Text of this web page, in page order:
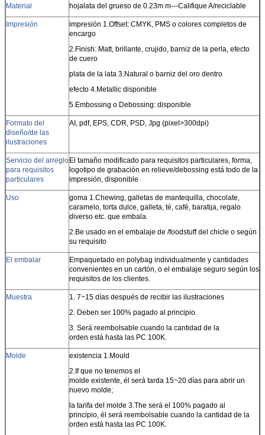
Material hojalata del grueso de 0.23m m---Califique A/reciclable
Impresión
impresión 1.Offset: CMYK, PMS o colores completos de
encargo
2.Finish: Matt, brillante, crujido, barniz de la perla, efecto
de cuero
plata de la lata 3.Natural o barniz del oro dentro
efecto 4.Metallic disponible
5.Embossing o Debossing: disponible
Formato del
diseño/de las
ilustraciones
AI, pdf, EPS, CDR, PSD, Jpg (pixel>300dpi)
Servicio del arreglo
para requisitos
particulares
El tamaño modificado para requisitos particulares, forma,
logotipo de grabación en relieve/debossing está todo de la
impresión, disponible
Uso
goma 1.Chewing, galletas de mantequilla, chocolate,
caramelo, torta dulce, galleta, té, café, baratija, regalo
diverso etc. que embala.
2.Be usado en el embalaje de /foodstuff del chicle o según
su requisito
El embalar
Empaquetado en polybag individualmente y cantidades
convenientes en un cartón, o el embalaje seguro según los
requisitos de los clientes.
Muestra
1. 7~15 días después de recibir las ilustraciones
2. Deben ser 100% pagado al principio.
3. Será reembolsable cuando la cantidad de la
orden está hasta las PC 100K.
Molde
existencia 1.Mould
2.If que no tenemos el
molde existente, él será tarda 15~20 días para abrir un
nuevo molde;
la tarifa del molde 3.The será el 100% pagado al
principio, él será reembolsable cuando la cantidad de la
orden está hasta las PC 100K.